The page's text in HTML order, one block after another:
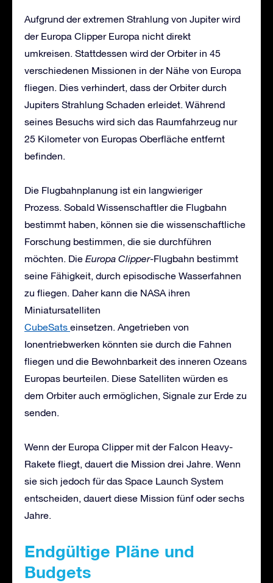
Aufgrund der extremen Strahlung von Jupiter wird
der Europa Clipper Europa nicht direkt
umkreisen. Stattdessen wird der Orbiter in 45
verschiedenen Missionen in der Nähe von Europa
fliegen. Dies verhindert, dass der Orbiter durch
Jupiters Strahlung Schaden erleidet. Während
seines Besuchs wird sich das Raumfahrzeug nur
25 Kilometer von Europas Oberfläche entfernt
befinden.
Die Flugbahnplanung ist ein langwieriger
Prozess. Sobald Wissenschaftler die Flugbahn
bestimmt haben, können sie die wissenschaftliche
Forschung bestimmen, die sie durchführen
möchten. Die Europa Clipper-Flugbahn bestimmt
seine Fähigkeit, durch episodische Wasserfahnen
zu fliegen. Daher kann die NASA ihren
Miniatursatelliten
CubeSats einsetzen. Angetrieben von
Ionentriebwerken könnten sie durch die Fahnen
fliegen und die Bewohnbarkeit des inneren Ozeans
Europas beurteilen. Diese Satelliten würden es
dem Orbiter auch ermöglichen, Signale zur Erde zu
senden.
Wenn der Europa Clipper mit der Falcon Heavy-
Rakete fliegt, dauert die Mission drei Jahre. Wenn
sie sich jedoch für das Space Launch System
entscheiden, dauert diese Mission fünf oder sechs
Jahre.
Endgültige Pläne und
Budgets